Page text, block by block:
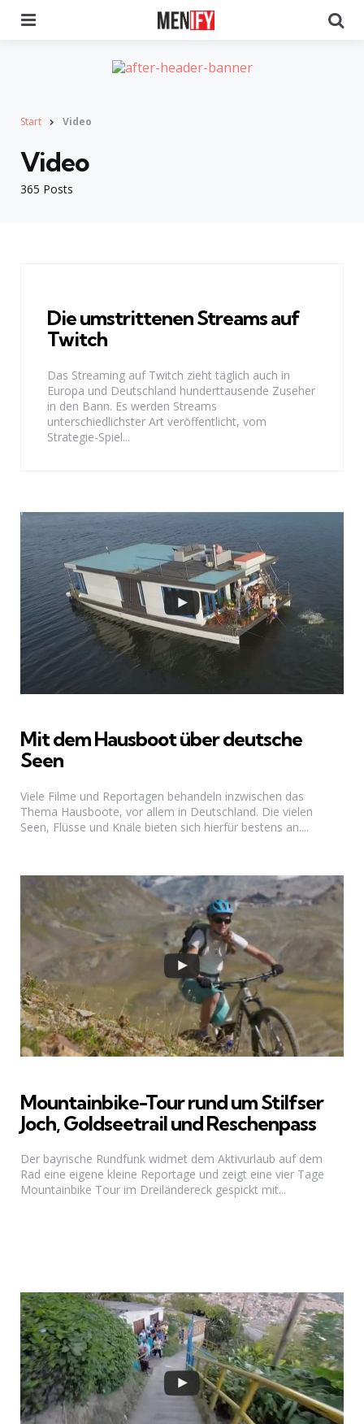
Start Video
365 Posts
Video
Die umstrittenen Streams auf
Twitch
Das Streaming auf Twitch zieht täglich auch in
Europa und Deutschland hunderttausende Zuseher
in den Bann. Es werden Streams
unterschiedlichster Art veröffentlicht, vom
Strategie-Spiel...
Mit dem Hausboot über deutsche
Seen
Viele Filme und Reportagen behandeln inzwischen das
Thema Hausboote, vor allem in Deutschland. Die vielen
Seen, Flüsse und Knäle bieten sich hierfür bestens an....
Mountainbike-Tour rund um Stilfser
Joch, Goldseetrail und Reschenpass
Der bayrische Rundfunk widmet dem Aktivurlaub auf dem
Rad eine eigene kleine Reportage und zeigt eine vier Tage
Mountainbike Tour im Dreiländereck gespickt mit...